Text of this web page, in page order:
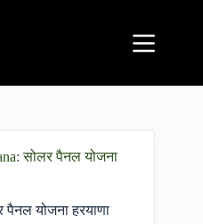
सोलर पैनल योजना
योजना हरयाणा